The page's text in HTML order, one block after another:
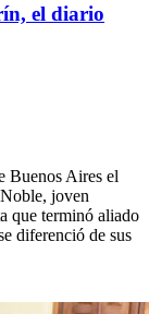
el diario
Buenos Aires el
joven
que terminó aliado
diferenció de sus